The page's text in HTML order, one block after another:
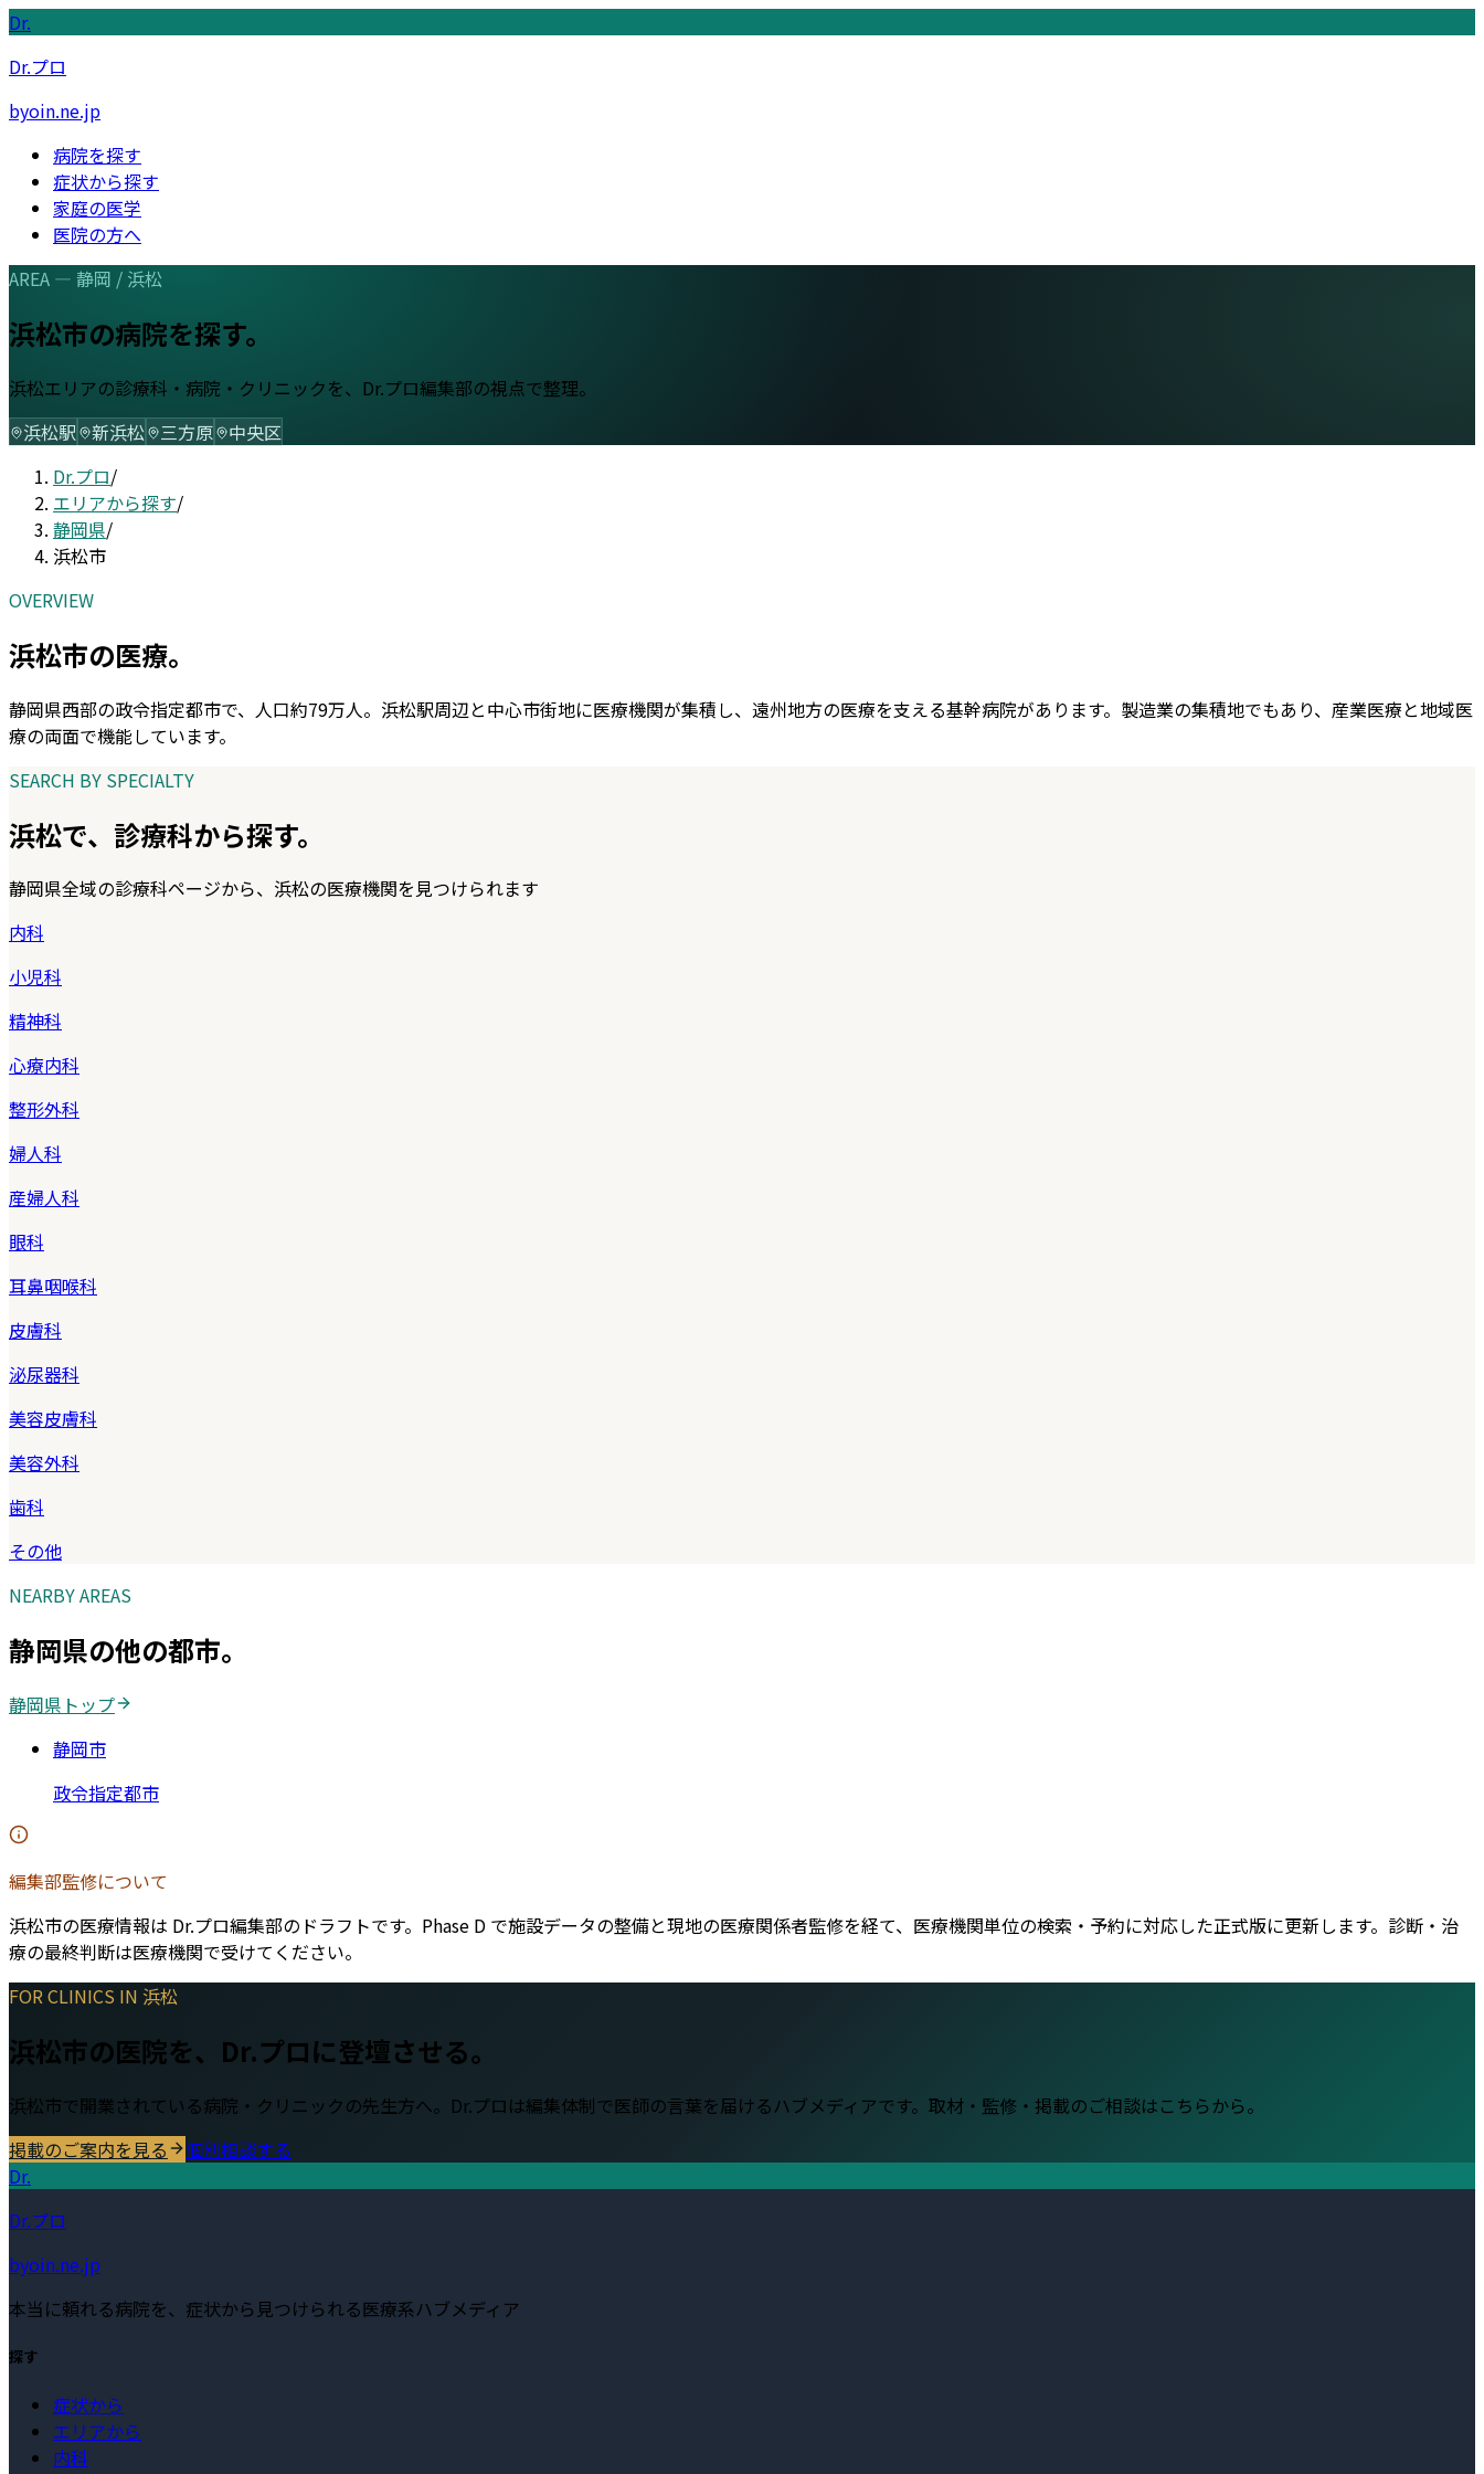
Dr.
Dr.プロ
byoin.ne.jp
病院を探す
症状から探す
家庭の医学
医院の方へ
AREA — 静岡 / 浜松
浜松市の病院を探す。
浜松エリアの診療科・病院・クリニックを、Dr.プロ編集部の視点で整理。
浜松駅 新浜松 三方原
中央区
Dr.プロ/
エリアから探す/
静岡県/
浜松市
OVERVIEW
浜松市の医療。
静岡県西部の政令指定都市で、人口約79万人。浜松駅周辺と中心市街地に医療機関が集積し、遠州地方の医療を支える基幹病院があります。製造業の集積地でもあり、産業医療と地域医
療の両面で機能しています。
SEARCH BY SPECIALTY
浜松で、診療科から探す。
静岡県全域の診療科ページから、 浜松の医療機関を見つけられます
内科
小児科
精神科
心療内科
整形外科
婦人科
産婦人科
眼科
耳鼻咽喉科
皮膚科
泌尿器科
美容皮膚科
美容外科
歯科
その他
NEARBY AREAS
静岡県の他の都市。
静岡県 トップ
静岡市
政令指定都市
編集部監修について
浜松市の医療情報は Dr.プロ編集部のドラフトです。Phase D で施設データの整備と現地の医療関係者監修を経て、医療機関単位の検索・予約に対応した正式版に更新します。診断・治
療の最終判断は医療機関で受けてください。
FOR CLINICS IN 浜松
浜松市の医院を、Dr.プロに登壇させる。
浜松市で開業されている病院・クリニックの先生方へ。Dr.プロは編集体制で医師の言葉を届けるハブメディアです。取材・監修・掲載のご相談はこちらから。
掲載のご案内を見る
個別相談する
Dr.
Dr.プロ
byoin.ne.jp
本当に頼れる病院を、症状から見つけられる医療系ハブメディア
探す
症状から
エリアから
内科